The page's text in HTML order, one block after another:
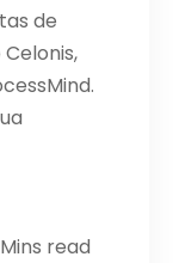
de
read